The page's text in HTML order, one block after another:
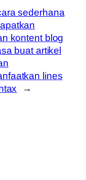
sederhana
kontent blog
buat artikel
lines
→